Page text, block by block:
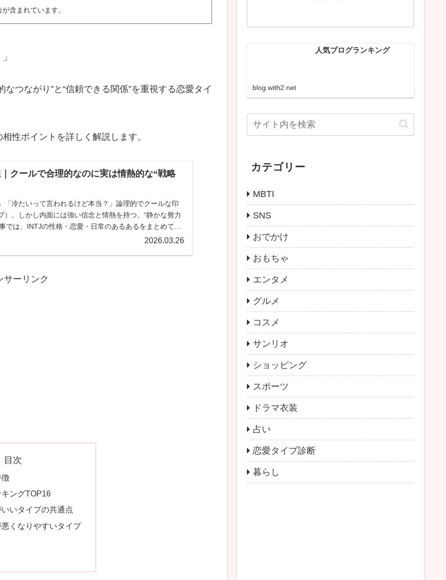
含まれています。
つながり”と“信頼できる関係”を重視する恋愛タイ
性ポイントを詳しく解説します。
クールで合理的なのに実は情熱的な“戦略
「冷たいって言われるけど本当？」論理的でクールな印
）。しかし内面には強い信念と情熱を持つ、“静かな努力
では、INTJの性格・恋愛・日常のあるあるをまとめて紹
2026.03.26
サーリンク
目次
ングTOP16
いタイプの共通点
くなりやすいタイプ
人気ブログランキング
blog.with2.net
カテゴリー
MBTI
SNS
おでかけ
おもちゃ
エンタメ
グルメ
コスメ
サンリオ
ショッピング
スポーツ
ドラマ衣装
占い
恋愛タイプ診断
暮らし